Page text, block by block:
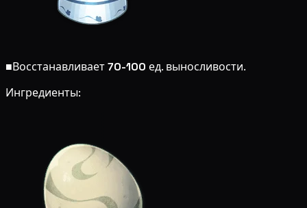
■Восстанавливает70-100 ед. выносливости.
Ингредиенты: